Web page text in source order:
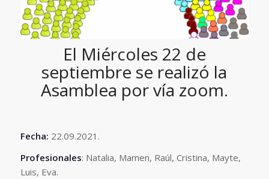
El Miércoles 22 de
septiembre se realizó la
Asamblea por vía zoom.
Fecha: 22.09.2021.
Profesionales: Natalia, Mamen, Raúl, Cristina, Mayte,
Luis, Eva.